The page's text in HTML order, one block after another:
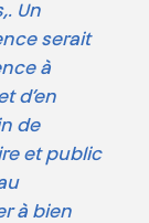
Un
serait
à
d’en
de
et public
à bien